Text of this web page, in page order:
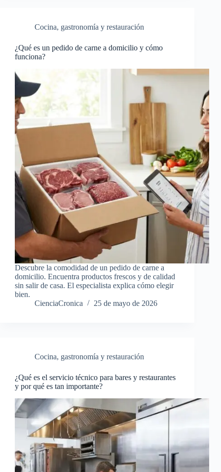
Cocina, gastronomía y restauración
¿Qué es un pedido de carne a domicilio y cómo
funciona?
Descubre la comodidad de un pedido de carne a
domicilio. Encuentra productos frescos y de calidad
sin salir de casa. El especialista explica cómo elegir
bien.
CienciaCronica
25 de mayo de 2026
Cocina, gastronomía y restauración
¿Qué es el servicio técnico para bares y restaurantes
y por qué es tan importante?